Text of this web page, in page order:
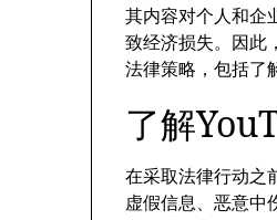
其内容对个人和企
致经济损失。因此
法律策略，包括了
了解
在采取法律行动之
虚假信息、恶意中